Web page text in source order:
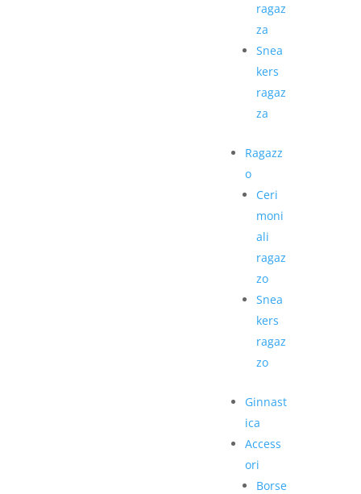
ragaz
za
Snea
kers
ragaz
za
Ragazz
o
Ceri
moni
ali
ragaz
zo
Snea
kers
ragaz
zo
Ginnast
ica
Access
ori
Borse